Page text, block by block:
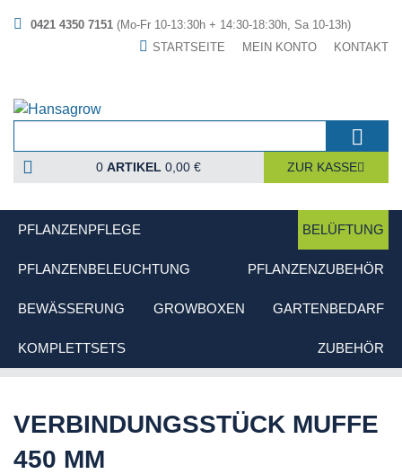
0421 4350 7151 (Mo-Fr 10-13:30h + 14:30-18:30h, Sa 10-13h)
STARTSEITE
MEIN KONTO KONTAKT
0 ARTIKEL 0,00 € ZUR KASSE
PFLANZENPFLEGE BELÜFTUNG
PFLANZENBELEUCHTUNG PFLANZENZUBEHÖR
BEWÄSSERUNG GROWBOXEN GARTENBEDARF
KOMPLETTSETS ZUBEHÖR
VERBINDUNGSSTÜCK MUFFE
450 MM